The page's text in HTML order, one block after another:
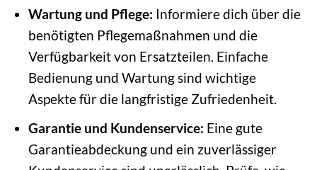
Wartung und Pflege: Informiere dich über die
benötigten Pflegemaßnahmen und die
Verfügbarkeit von Ersatzteilen. Einfache
Bedienung und Wartung sind wichtige
Aspekte für die langfristige Zufriedenheit.
Garantie und Kundenservice: Eine gute
Garantieabdeckung und ein zuverlässiger